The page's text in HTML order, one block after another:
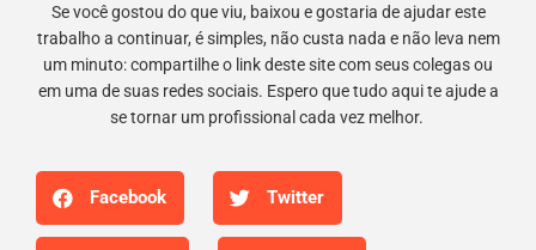
Se você gostou do que viu, baixou e gostaria de ajudar este
trabalho a continuar, é simples, não custa nada e não leva nem
um minuto: compartilhe o link deste site com seus colegas ou
em uma de suas redes sociais. Espero que tudo aqui te ajude a
se tornar um profissional cada vez melhor.
Facebook Twitter